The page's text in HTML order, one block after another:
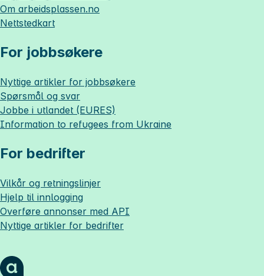
Om arbeidsplassen.no
Nettstedkart
For jobbsøkere
Nyttige artikler for jobbsøkere
Spørsmål og svar
Jobbe i utlandet (EURES)
Information to refugees from Ukraine
For bedrifter
Vilkår og retningslinjer
Hjelp til innlogging
Overføre annonser med API
Nyttige artikler for bedrifter